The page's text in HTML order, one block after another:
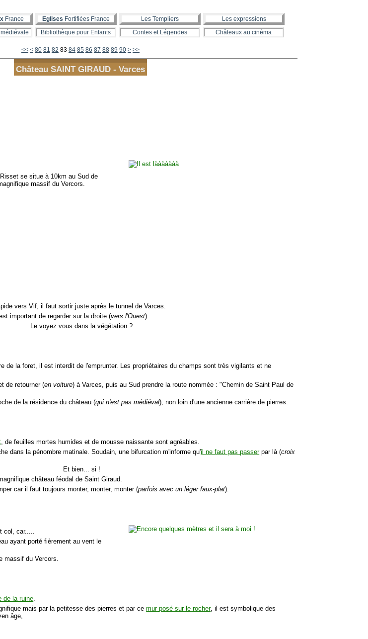
France Eglises Fortifiées France Les Templiers
Les expressions
Bibliothèque pour Enfants Contes et Légendes Châteaux au cinéma
<< < 10
20
30
40
50
60
70
80 81 82 83 84 85 86 87 88 89 90 100
> >>
Château SAINT GIRAUD - Varces
se situe à 10km au Sud de
massif du Vercors.
vers Vif, il faut sortir juste après le tunnel de Varces.
important de regarder sur la droite (vers l'Ouest).
Le voyez vous dans la végétation ?
de la foret, il est interdit de l'emprunter. Les propriétaires du champs sont très vigilants et ne
de retourner (en voiture) à Varces, puis au Sud prendre la route nommée : "Chemin de Saint Paul de
de la résidence du château (qui n'est pas médiéval), non loin d'une ancienne carrière de pierres.
, de feuilles mortes humides et de mousse naissante sont agréables.
dans la pénombre matinale. Soudain, une bifurcation m'informe qu'il ne faut pas passerpar là (croix
Et bien... si !
château féodal de Saint Giraud.
car il faut toujours monter, monter, monter (parfois avec un léger faux-plat).
car.....
ayant porté fièrement au vent le
massif du Vercors.
de la ruine
mais par la petitesse des pierres et par cemur posé sur le rocher, il est symbolique des
âge,